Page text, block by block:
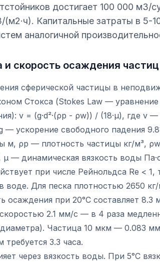
достигает 100 000 м3/
(м2·ч). Капитальные затраты в 5-
аналогичной
и скорость осаждения частиц
сферической частицы в
Стокса (Stokes Law —
v = (g·d²·(ρp - ρw)) / (18·μ), где v —
— ускорение свободного падения
м, ρp — плотность частицы кг/м³,
μ — динамическая вязкость воды
при числе Рейнольдса Re < 1,
воде. Для песка плотностью 2650
осаждения при 20°C составляет 8.3
2.1 мм/с — в 4 раза
Частица 10 мкм — 0.083
3.3 часа.
через вязкость воды. При 5°C